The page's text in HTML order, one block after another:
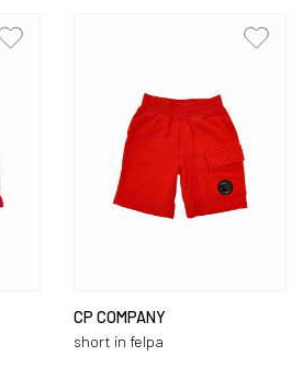
CP COMPANY
short in felpa